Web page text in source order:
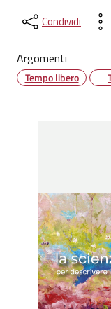
Condividi
Argomenti
Tempo libero